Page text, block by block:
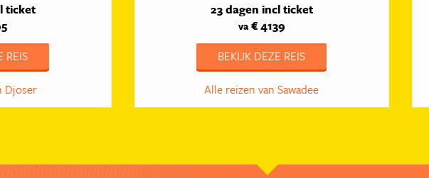
ticket
REIS
Djoser
23 dagen incl ticket
va€ 4139
BEKIJK DEZE REIS
Alle reizen van Sawadee